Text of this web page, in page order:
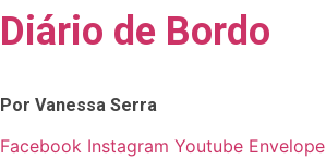
Skip
to
Diário de Bordo
Por Vanessa Serra
Facebook Instagram Youtube Envelope